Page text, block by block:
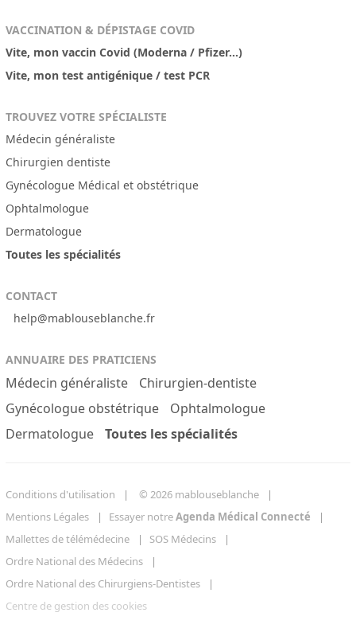
VACCINATION & DÉPISTAGE COVID
Vite, mon vaccin Covid (Moderna / Pfizer...)
Vite, mon test antigénique / test PCR
TROUVEZ VOTRE SPÉCIALISTE
Médecin généraliste
Chirurgien dentiste
Gynécologue Médical et obstétrique
Ophtalmologue
Dermatologue
Toutes les spécialités
CONTACT
help@mablouseblanche.fr
ANNUAIRE DES PRATICIENS
Médecin généraliste
Chirurgien-dentiste
Gynécologue obstétrique
Ophtalmologue
Dermatologue
Toutes les spécialités
Conditions d'utilisation
© 2026 mablouseblanche
Mentions Légales
Essayer notreAgenda Médical Connecté
Mallettes de télémédecine
SOS Médecins
Ordre National des Médecins
Ordre National des Chirurgiens-Dentistes
Centre de gestion des cookies